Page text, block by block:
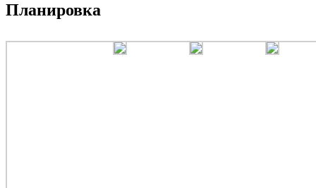
Планировка